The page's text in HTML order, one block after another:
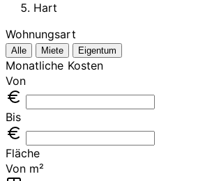
Hart
Wohnungsart
Alle Miete Eigentum
Monatliche Kosten
Von
Bis
Fläche
Von m²